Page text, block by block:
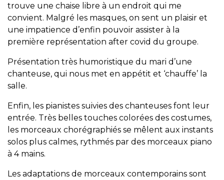
trouve une chaise libre à un endroit qui me
convient. Malgré les masques, on sent un plaisir et
une impatience d’enfin pouvoir assister à la
première représentation after covid du groupe.
Présentation très humoristique du mari d’une
chanteuse, qui nous met en appétit et ‘chauffe’ la
salle.
Enfin, les pianistes suivies des chanteuses font leur
entrée. Très belles touches colorées des costumes,
les morceaux chorégraphiés se mêlent aux instants
solos plus calmes, rythmés par des morceaux piano
à 4 mains.
Les adaptations de morceaux contemporains sont